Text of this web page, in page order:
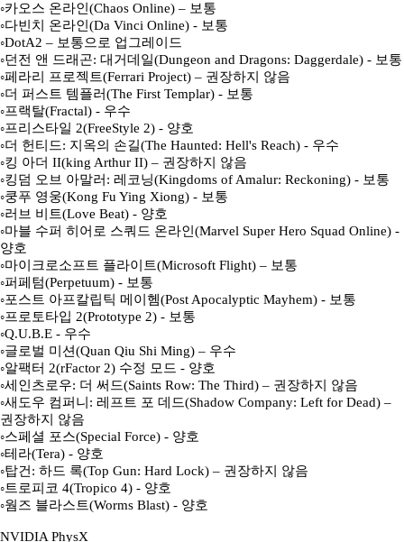
◦카오스 온라인(Chaos Online) – 보통
◦다빈치 온라인(Da Vinci Online) - 보통
◦DotA2 – 보통으로 업그레이드
◦던전 앤 드래곤: 대거데일(Dungeon and Dragons: Daggerdale) - 보통
◦페라리 프로젝트(Ferrari Project) – 권장하지 않음
◦더 퍼스트 템플러(The First Templar) - 보통
◦프랙탈(Fractal) - 우수
◦프리스타일 2(FreeStyle 2) - 양호
◦더 헌티드: 지옥의 손길(The Haunted: Hell's Reach) - 우수
◦킹 아더 II(king Arthur II) – 권장하지 않음
◦킹덤 오브 아말러: 레코닝(Kingdoms of Amalur: Reckoning) - 보통
◦쿵푸 영웅(Kong Fu Ying Xiong) - 보통
◦러브 비트(Love Beat) - 양호
◦마블 수퍼 히어로 스쿼드 온라인(Marvel Super Hero Squad Online) -
양호
◦마이크로소프트 플라이트(Microsoft Flight) – 보통
◦퍼페텀(Perpetuum) - 보통
◦포스트 아프칼립틱 메이헴(Post Apocalyptic Mayhem) - 보통
◦프로토타입 2(Prototype 2) - 보통
◦Q.U.B.E - 우수
◦글로벌 미션(Quan Qiu Shi Ming) – 우수
◦알팩터 2(rFactor 2) 수정 모드 - 양호
◦세인츠로우: 더 써드(Saints Row: The Third) – 권장하지 않음
◦새도우 컴퍼니: 레프트 포 데드(Shadow Company: Left for Dead) –
권장하지 않음
◦스페셜 포스(Special Force) - 양호
◦테라(Tera) - 양호
◦탑건: 하드 록(Top Gun: Hard Lock) – 권장하지 않음
◦트로피코 4(Tropico 4) - 양호
◦웜즈 블라스트(Worms Blast) - 양호
NVIDIA PhysX